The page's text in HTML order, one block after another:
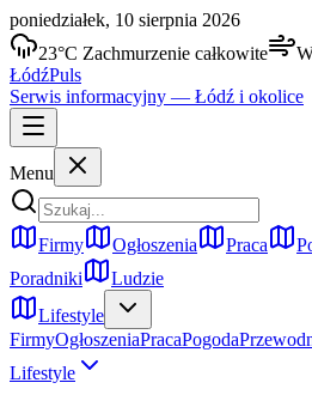
poniedziałek, 10 sierpnia 2026
23°C Zachmurzenie całkowite
ŁódźPuls
Serwis informacyjny — Łódź i okolice
Menu
Firmy Ogłoszenia Praca
Poradniki
Ludzie
Lifestyle
FirmyOgłoszeniaPracaPogoda
Lifestyle